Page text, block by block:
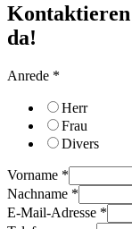
Kontaktieren
da!
Anrede *
Herr
Frau
Divers
Vorname *
Nachname *
E-Mail-Adresse *